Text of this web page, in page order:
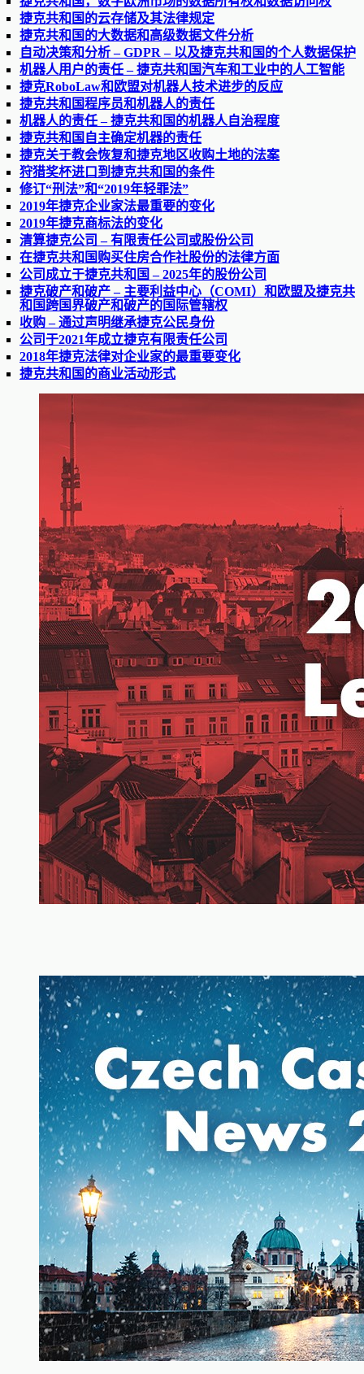
捷克共和国的云存储及其法律规定
捷克共和国的大数据和高级数据文件分析
自动决策和分析 – GDPR – 以及捷克共和国的个人数据保护
机器人用户的责任 – 捷克共和国汽车和工业中的人工智能
捷克RoboLaw和欧盟对机器人技术进步的反应
捷克共和国程序员和机器人的责任
机器人的责任 – 捷克共和国的机器人自治程度
捷克共和国自主确定机器的责任
捷克关于教会恢复和捷克地区收购土地的法案
狩猎奖杯进口到捷克共和国的条件
修订“刑法”和“2019年轻罪法”
2019年捷克企业家法最重要的变化
2019年捷克商标法的变化
清算捷克公司 – 有限责任公司或股份公司
在捷克共和国购买住房合作社股份的法律方面
公司成立于捷克共和国 – 2025年的股份公司
捷克破产和破产 – 主要利益中心（COMI）和欧盟及捷克共
和国跨国界破产和破产的国际管辖权
收购 – 通过声明继承捷克公民身份
公司于2021年成立捷克有限责任公司
2018年捷克法律对企业家的最重要变化
捷克共和国的商业活动形式